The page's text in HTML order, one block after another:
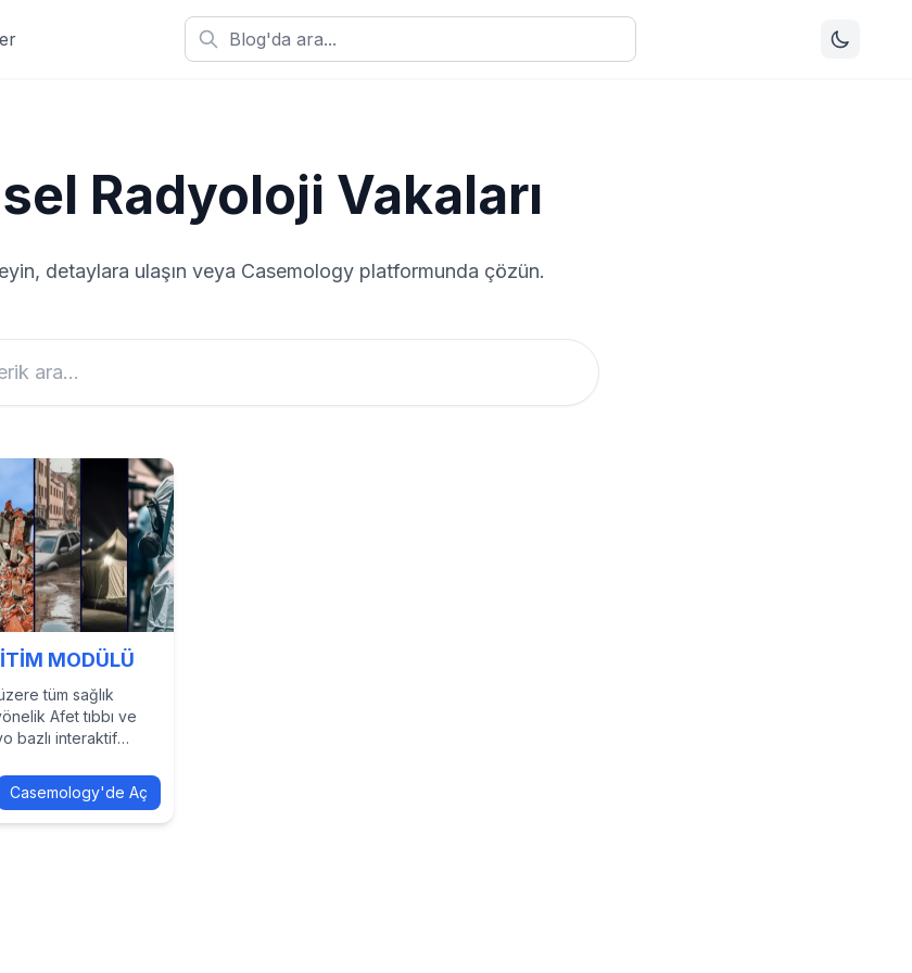
Radyoloji Vakaları
detaylara ulaşın veya Casemology platformunda çözün.
MODÜLÜ
tüm sağlık
Afet tıbbı ve
bazlı interaktif
Casemology'de Aç